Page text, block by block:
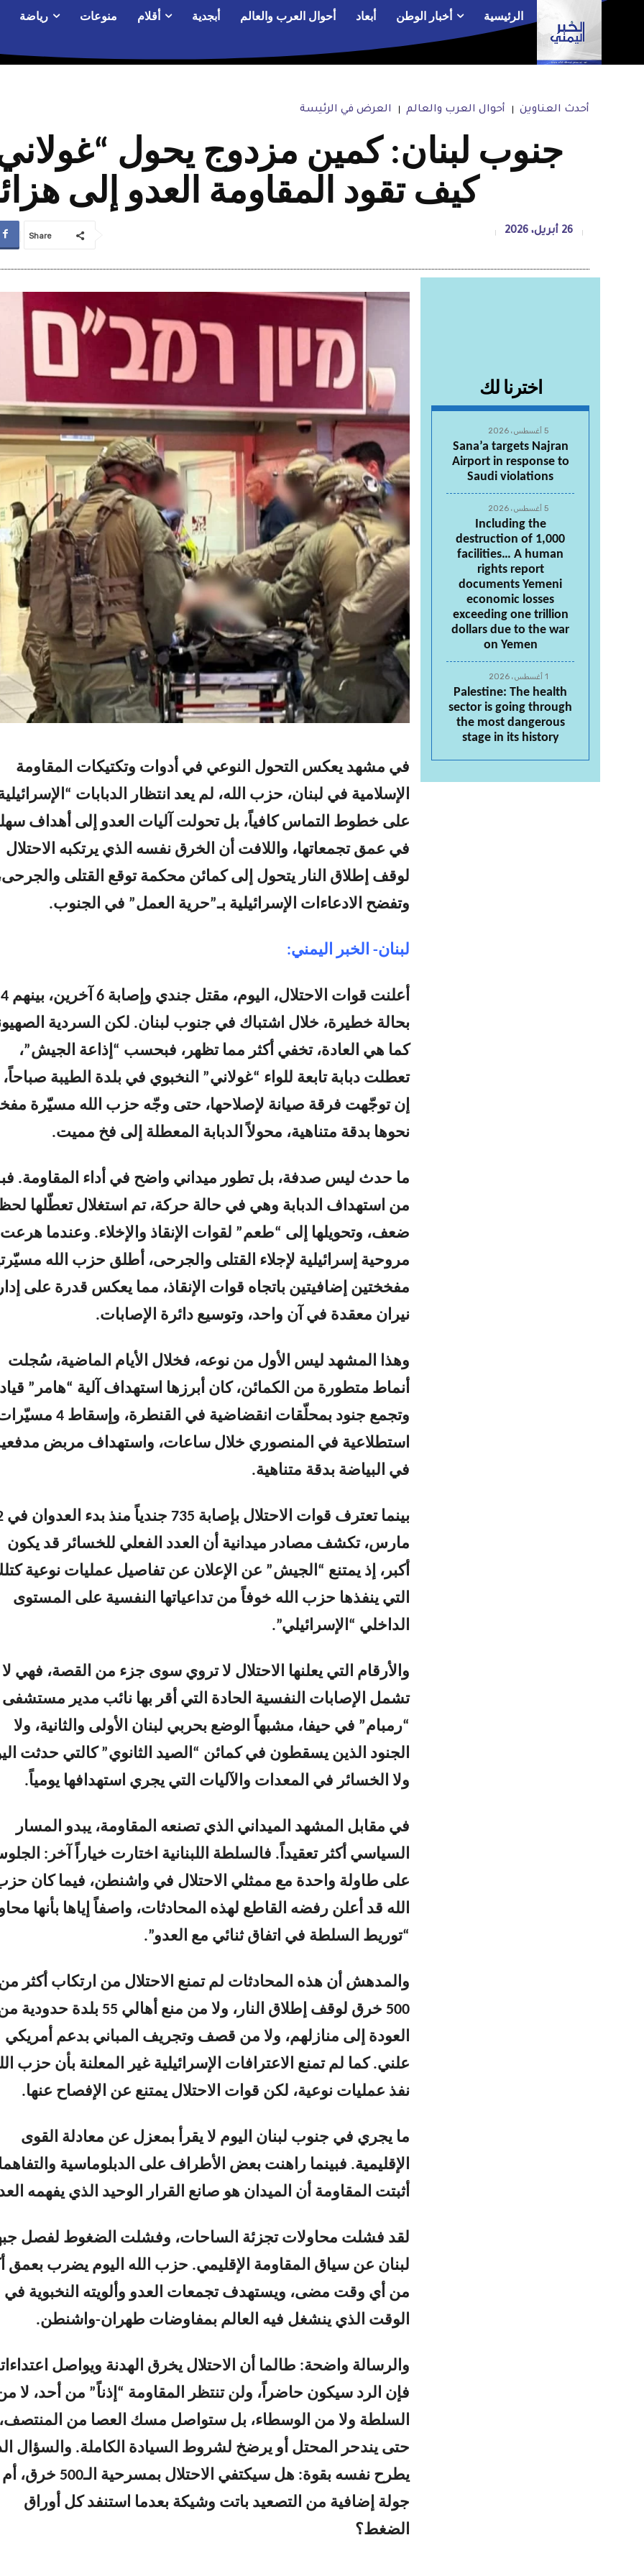
الرئيسية أخبار الوطن أبعاد أحوال العرب والعالم أبجدية أقلام منوعات رياضة
أحدث العناوين أحوال العرب والعالم العرض في الرئيسة
جنوب لبنان: كمين مزدوج يحول
كيف تقود المقاومة العدو إلى
26 أبريل، 2026 Share
اخترنا لك
5 أغسطس، 2026
Sana’a targets Najran
Airport in response to
Saudi violations
5 أغسطس، 2026
Including the
destruction of 1,000
facilities… A human
rights report
documents Yemeni
economic losses
exceeding one trillion
dollars due to the war
on Yemen
1 أغسطس، 2026
Palestine: The health
sector is going through
the most dangerous
stage in its history
في مشهد يعكس التحول النوعي في أدوات وتكتيكات المقاومة
الإسلامية في لبنان، حزب الله، لم يعد انتظار الدبابات
على خطوط التماس كافياً، بل تحولت آليات العدو إلى أهداف
في عمق تجمعاتها، واللافت أن الخرق نفسه الذي يرتكبه الاحتلال
لوقف إطلاق النار يتحول إلى كمائن محكمة توقع القتلى
وتفضح الادعاءات الإسرائيلية بـ”حرية العمل” في الجنوب.
لبنان- الخبر اليمني:
أعلنت قوات الاحتلال، اليوم، مقتل جندي وإصابة 6 آخرين، بينهم 4
بحالة خطيرة، خلال اشتباك في جنوب لبنان. لكن السردية
كما هي العادة، تخفي أكثر مما تظهر، فبحسب “إذاعة الجيش”،
تعطلت دبابة تابعة للواء “غولاني” النخبوي في بلدة الطيبة صباحاً،
إن توجّهت فرقة صيانة لإصلاحها، حتى وجّه حزب الله مسيّرة
نحوها بدقة متناهية، محولاً الدبابة المعطلة إلى فخ مميت.
ما حدث ليس صدفة، بل تطور ميداني واضح في أداء المقاومة.
من استهداف الدبابة وهي في حالة حركة، تم استغلال تعطّلها
ضعف، وتحويلها إلى “طعم” لقوات الإنقاذ والإخلاء. وعندما هرعت
مروحية إسرائيلية لإجلاء القتلى والجرحى، أطلق حزب الله
مفخختين إضافيتين باتجاه قوات الإنقاذ، مما يعكس قدرة على
نيران معقدة في آن واحد، وتوسيع دائرة الإصابات.
وهذا المشهد ليس الأول من نوعه، فخلال الأيام الماضية، سُجلت
أنماط متطورة من الكمائن، كان أبرزها استهداف آلية “هامر”
وتجمع جنود بمحلّقات انقضاضية في القنطرة، وإسقاط 4
استطلاعية في المنصوري خلال ساعات، واستهداف مربض
في البياضة بدقة متناهية.
بينما تعترف قوات
مارس، تكشف مصادر ميدانية أن العدد الفعلي للخسائر قد يكون
أكبر، إذ يمتنع “الجيش” عن الإعلان عن تفاصيل عمليات نوعية
التي ينفذها حزب الله خوفاً من تداعياتها النفسية على المستوى
الداخلي “الإسرائيلي”.
والأرقام التي يعلنها الاحتلال لا تروي سوى جزء من القصة، فهي لا
تشمل الإصابات النفسية الحادة التي أقر بها نائب مدير مستشفى
“رمبام” في حيفا، مشبهاً الوضع بحربي لبنان الأولى والثانية، ولا
الجنود الذين يسقطون في كمائن “الصيد الثانوي” كالتي حدثت
ولا الخسائر في المعدات والآليات التي يجري استهدافها يومياً.
في مقابل المشهد الميداني الذي تصنعه المقاومة، يبدو المسار
السياسي أكثر تعقيداً. فالسلطة اللبنانية اختارت خياراً آخر:
على طاولة واحدة مع ممثلي الاحتلال في واشنطن، فيما كان
الله قد أعلن رفضه القاطع لهذه المحادثات، واصفاً إياها بأنها
“توريط السلطة في اتفاق ثنائي مع العدو”.
والمدهش أن هذه المحادثات لم تمنع الاحتلال من ارتكاب أكثر
500 خرق لوقف إطلاق النار، ولا من منع أهالي 55 بلدة
العودة إلى منازلهم، ولا من قصف وتجريف المباني بدعم أمريكي
علني. كما لم تمنع الاعترافات الإسرائيلية غير المعلنة بأن حزب
نفذ عمليات نوعية، لكن قوات الاحتلال يمتنع عن الإفصاح عنها.
ما يجري في جنوب لبنان اليوم لا يقرأ بمعزل عن معادلة القوى
الإقليمية. فبينما راهنت بعض الأطراف على الدبلوماسية
أثبتت المقاومة أن الميدان هو صانع القرار الوحيد الذي يفهمه
لقد فشلت محاولات تجزئة الساحات، وفشلت الضغوط لفصل
لبنان عن سياق المقاومة الإقليمي. حزب الله اليوم يضرب بعمق
من أي وقت مضى، ويستهدف تجمعات العدو وألويته النخبوية في
الوقت الذي ينشغل فيه العالم بمفاوضات طهران-واشنطن.
والرسالة واضحة: طالما أن الاحتلال يخرق الهدنة ويواصل
فإن الرد سيكون حاضراً، ولن تنتظر المقاومة “إذناً” من أحد، لا
السلطة ولا من الوسطاء، بل ستواصل مسك العصا من المنتصف،
حتى يندحر المحتل أو يرضخ لشروط السيادة الكاملة. والسؤال
يطرح نفسه بقوة: هل سيكتفي الاحتلال بمسرحية
جولة إضافية من التصعيد باتت وشيكة بعدما استنفد كل أوراق
الضغط؟